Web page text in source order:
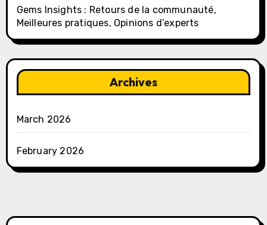
Gems Insights : Retours de la communauté,
Meilleures pratiques, Opinions d’experts
Archives
March 2026
February 2026